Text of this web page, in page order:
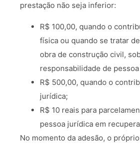
prestação não seja inferior:
R$ 100,00, quando o
física ou quando se tratar
obra de construção civil,
responsabilidade de
R$ 500,00, quando o
jurídica;
R$ 10 reais para
pessoa jurídica em
No momento da adesão, o